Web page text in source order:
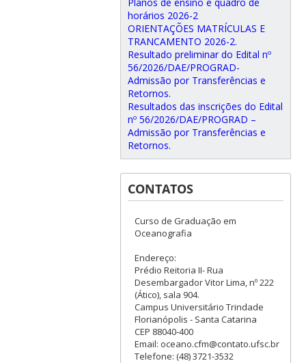
horários 2026-2
ORIENTAÇÕES MATRÍCULAS E
TRANCAMENTO 2026-2.
Resultado preliminar do Edital nº
56/2026/DAE/PROGRAD-
Admissão por Transferências e
Retornos.
Resultados das inscrições do Edital
nº 56/2026/DAE/PROGRAD –
Admissão por Transferências e
Retornos.
CONTATOS
Curso de Graduação em
Oceanografia
Endereço:
Prédio Reitoria II- Rua
Desembargador Vitor Lima, nº 222
(Ático), sala 904.
Campus Universitário Trindade
Florianópolis - Santa Catarina
CEP 88040-400
Email: oceano.cfm@contato.ufsc.br
Telefone: (48) 3721-3532